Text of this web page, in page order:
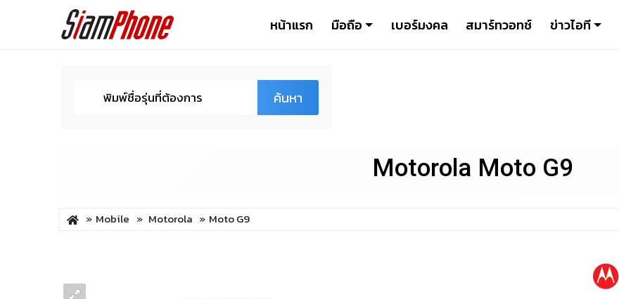
หน้าแรก มือถือ เบอร์มงคล สมาร์ทวอทช์ ข่าวไอที
ค้นหา
Motorola Moto G9
Mobile Motorola Moto G9